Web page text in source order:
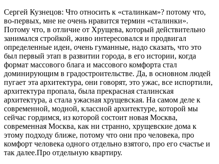
Сергей Кузнецов: Что относить к «сталинкам»? потому что,
во-первых, мне не очень нравится термин «сталинки».
Потому что, в отличие от Хрущева, который действительно
занимался стройкой, живо интересовался и продвигал
определенные идеи, очень гуманные, надо сказать, что это
был первый этап в развитии города, в его истории, когда
формат массового блага и массового комфорта стал
доминирующим в градостроительстве. Да, в основном людей
пугает эта архитектура, они говорят, это ужас, все испортили,
архитектура пропала, была прекрасная сталинская
архитектура, а стала ужасная хрущевская. На самом деле к
современной, модной, классной архитектуре, которой мы
сейчас гордимся, из которой состоит новая Москва,
современная Москва, как ни странно, хрущевские дома к
этому подходу ближе, потому что они про человека, про
комфорт человека одного отдельно взятого, про его счастье и
так далее.Про отдельную квартиру.